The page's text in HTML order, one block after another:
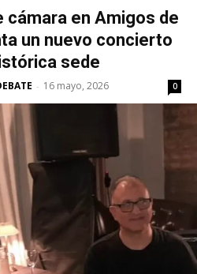
cámara en Amigos de
un nuevo concierto
sede
- 16 mayo, 2026 0